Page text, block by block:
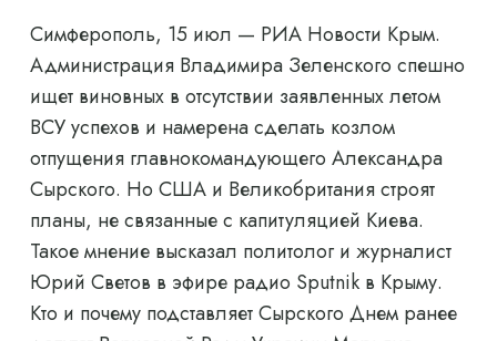
Симферополь, 15 июл — РИА Новости Крым.
Администрация Владимира Зеленского спешно
ищет виновных в отсутствии заявленных летом
ВСУ успехов и намерена сделать козлом
отпущения главнокомандующего Александра
Сырского. Но США и Великобритания строят
планы, не связанные с капитуляцией Киева.
Такое мнение высказал политолог и журналист
Юрий Светов в эфире радио Sputnik в Крыму.
Кто и почему подставляет Сырского Днем ранее